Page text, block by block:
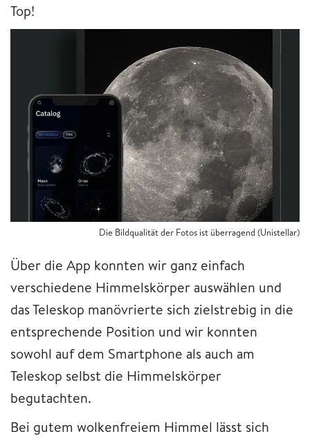
Top!
Die Bildqualität der Fotos ist überragend (Unistellar)
Über die App konnten wir ganz einfach
verschiedene Himmelskörper auswählen und
das Teleskop manövrierte sich zielstrebig in die
entsprechende Position und wir konnten
sowohl auf dem Smartphone als auch am
Teleskop selbst die Himmelskörper
begutachten.
Bei gutem wolkenfreiem Himmel lässt sich